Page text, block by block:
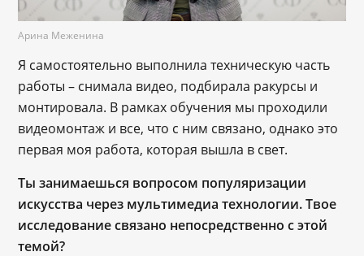
Арина Меженина
Я самостоятельно выполнила техническую часть
работы – снимала видео, подбирала ракурсы и
монтировала. В рамках обучения мы проходили
видеомонтаж и все, что с ним связано, однако это
первая моя работа, которая вышла в свет.
Ты занимаешься вопросом популяризации
искусства через мультимедиа технологии. Твое
исследование связано непосредственно с этой
темой?